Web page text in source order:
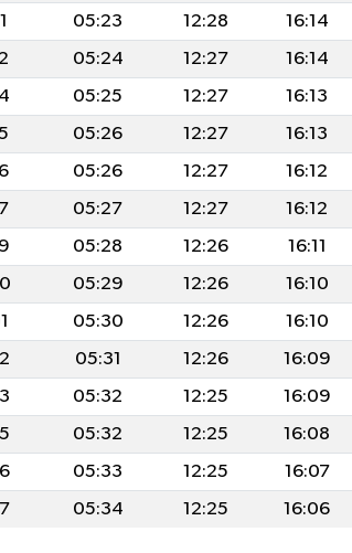
05:23 12:28 16:14
05:24 12:27 16:14
05:25 12:27 16:13
05:26 12:27 16:13
05:26 12:27 16:12
05:27 12:27 16:12
05:28 12:26 16:11
05:29 12:26 16:10
05:30 12:26 16:10
05:31 12:26 16:09
05:32 12:25 16:09
05:32 12:25 16:08
05:33 12:25 16:07
05:34 12:25 16:06